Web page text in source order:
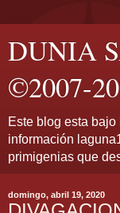
DUNIA
©2007-
Este blog esta
información
primigenias que
domingo, abril 19, 2020